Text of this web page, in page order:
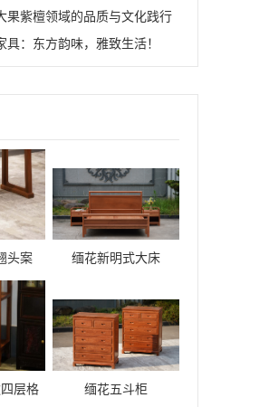
果紫檀领域的品质与文化践行
具：东方韵味，雅致生活！
头案 缅花新明式大床
层格 缅花五斗柜